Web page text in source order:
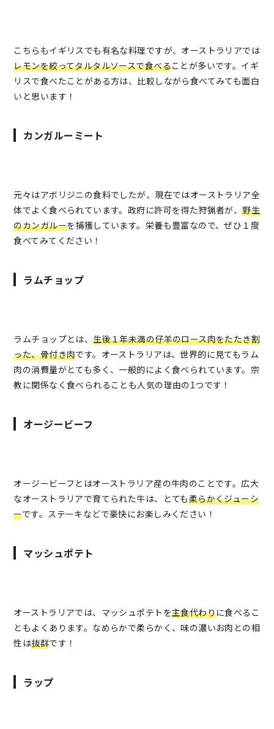
こちらもイギリスでも有名な料理ですが、オーストラリアでは
レモンを絞ってタルタルソースで食べることが多いです。イギ
リスで食べたことがある方は、比較しながら食べてみても面白
いと思います！
カンガルーミート
元々はアボリジニの食料でしたが、現在ではオーストラリア全
体でよく食べられています。政府に許可を得た狩猟者が、野生
のカンガルーを捕獲しています。栄養も豊富なので、ぜひ１度
食べてみてください！
ラムチョップ
ラムチョップとは、生後１年未満の仔羊のロース肉をたたき割
った、骨付き肉です。オーストラリアは、世界的に見てもラム
肉の消費量がとても多く、一般的によく食べられています。宗
教に関係なく食べられることも人気の理由の1つです！
オージービーフ
オージービーフとはオーストラリア産の牛肉のことです。広大
なオーストラリアで育てられた牛は、とても柔らかくジューシ
ーです。ステーキなどで豪快にお楽しみください！
マッシュポテト
オーストラリアでは、マッシュポテトを主食代わりに食べるこ
ともよくあります。なめらかで柔らかく、味の濃いお肉との相
性は抜群です！
ラップ